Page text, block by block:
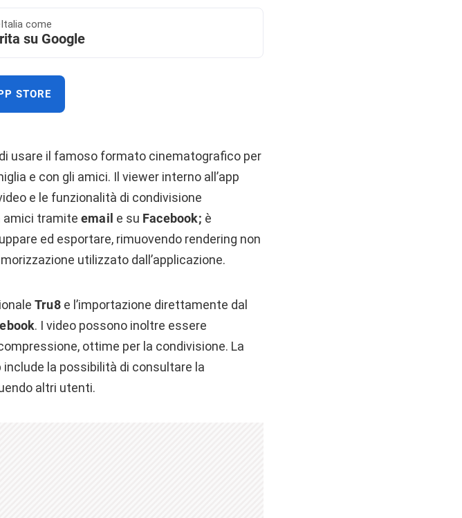
come
su Google
STORE
usare il famoso formato cinematografico per
e con gli amici. Il viewer interno all’app
e le funzionalità di condivisione
amici tramite email e su Facebook; è
ed esportare, rimuovendo rendering non
utilizzato dall’applicazione.
Tru8e l’importazione direttamente dal
. I video possono inoltre essere
ottime per la condivisione. La
include la possibilità di consultare la
altri utenti.